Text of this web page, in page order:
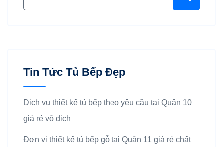
Tin Tức Tủ Bếp Đẹp
Dịch vụ thiết kế tủ bếp theo yêu cầu tại Quận 10
giá rẻ vô địch
Đơn vị thiết kế tủ bếp gỗ tại Quận 11 giá rẻ chất